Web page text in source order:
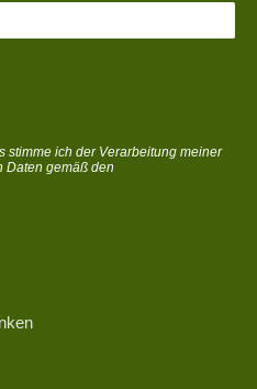
stimme ich der Verarbeitung meiner
Daten gemäß den